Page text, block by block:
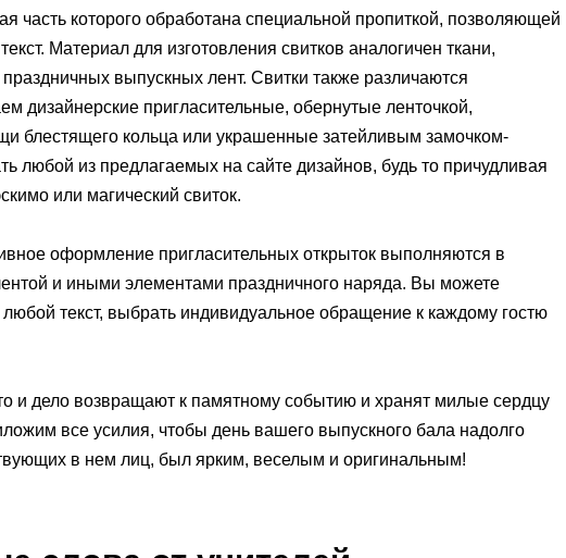
часть которого обработана специальной пропиткой, позволяющей
Материал для изготовления свитков аналогичен ткани,
выпускных лент. Свитки также различаются
дизайнерские пригласительные, обернутые ленточкой,
блестящего кольца или украшенные затейливым замочком-
любой из предлагаемых на сайте дизайнов, будь то причудливая
или магический свиток.
оформление пригласительных открыток выполняются в
и иными элементами праздничного наряда. Вы можете
любой текст, выбрать индивидуальное обращение к каждому гостю
и дело возвращают к памятному событию и хранят милые сердцу
все усилия, чтобы день вашего выпускного бала надолго
в нем лиц, был ярким, веселым и оригинальным!